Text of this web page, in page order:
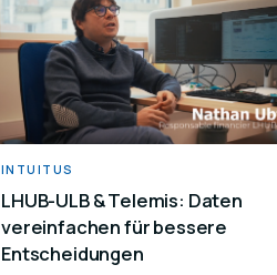
INTUITUS
LHUB-ULB & Telemis: Daten
vereinfachen für bessere
Entscheidungen